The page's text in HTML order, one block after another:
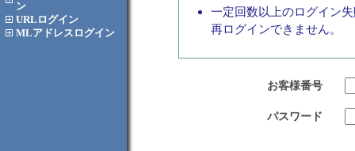
ン
URL ログイン
MLアドレス ログイン
一定回数以上のログイン
再ログインできません。
お客様番号
パスワード